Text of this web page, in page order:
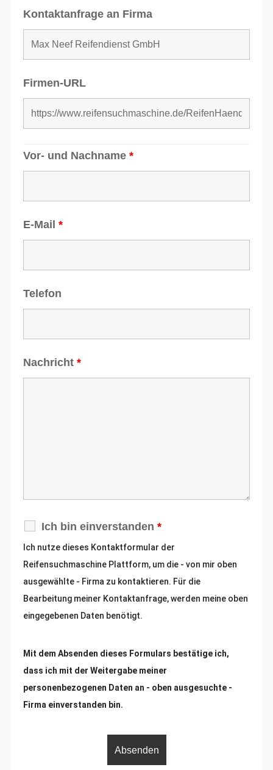
Kontaktanfrage an Firma
Firmen-URL
Vor- und Nachname *
E-Mail *
Telefon
Nachricht *
Ich bin einverstanden *
Ich nutze dieses Kontaktformular der
Reifensuchmaschine Plattform, um die - von mir oben
ausgewählte - Firma zu kontaktieren. Für die
Bearbeitung meiner Kontaktanfrage, werden meine oben
eingegebenen Daten benötigt.
Mit dem Absenden dieses Formulars bestätige ich,
dass ich mit der Weitergabe meiner
personenbezogenen Daten an - oben ausgesuchte -
Firma einverstanden bin.